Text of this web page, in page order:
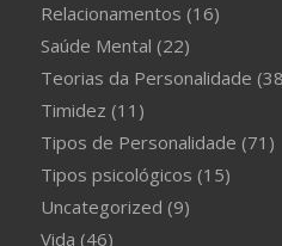
Relacionamentos (16)
Saúde Mental (22)
Teorias da Personalidade
Timidez (11)
Tipos de Personalidade (71)
Tipos psicológicos (15)
Uncategorized (9)
Vida (46)